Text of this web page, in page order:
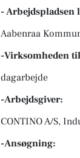
- Arbejdspladsen
Aabenraa
-Virksomheden
dagarbejde
-Arbejdsgiver:
CONTINO A/S,
-Ansøgning: